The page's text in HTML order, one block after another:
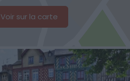
Voir sur la carte